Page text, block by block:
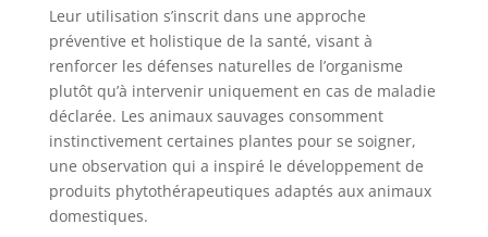
Leur utilisation s’inscrit dans une approche
préventive et holistique de la santé, visant à
renforcer les défenses naturelles de l’organisme
plutôt qu’à intervenir uniquement en cas de maladie
déclarée. Les animaux sauvages consomment
instinctivement certaines plantes pour se soigner,
une observation qui a inspiré le développement de
produits phytothérapeutiques adaptés aux animaux
domestiques.